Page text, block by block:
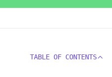
TABLE OF CONTENTS